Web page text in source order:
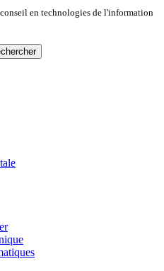
en technologies de l'information